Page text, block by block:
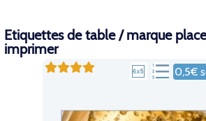
Etiquettes de table / marque place
imprimer
0,5€